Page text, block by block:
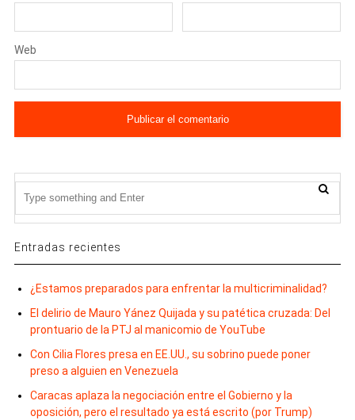
Web
Entradas recientes
¿Estamos preparados para enfrentar la multicriminalidad?
El delirio de Mauro Yánez Quijada y su patética cruzada: Del
prontuario de la PTJ al manicomio de YouTube
Con Cilia Flores presa en EE.UU., su sobrino puede poner
preso a alguien en Venezuela
Caracas aplaza la negociación entre el Gobierno y la
oposición, pero el resultado ya está escrito (por Trump)